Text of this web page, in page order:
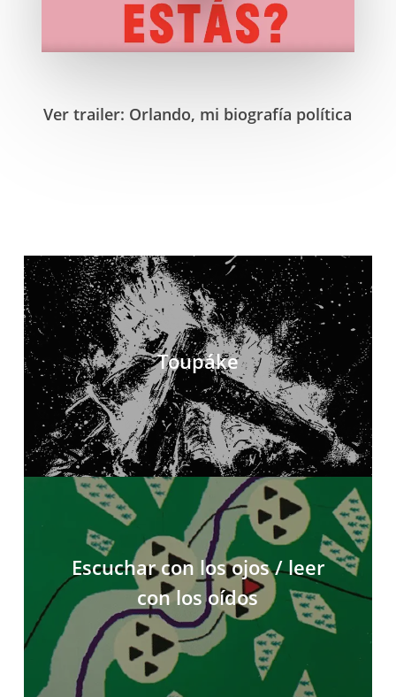
Ver trailer: Orlando, mi biografía política
Toupáke
Escuchar con los ojos / leer
con los oídos